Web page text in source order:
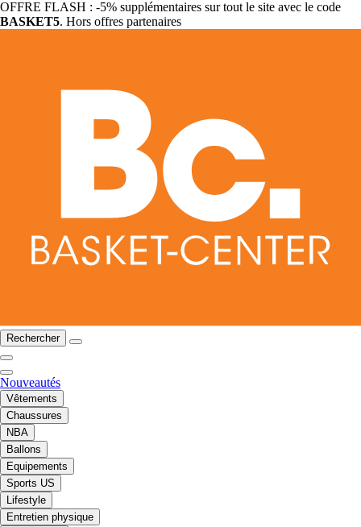
OFFRE FLASH : -5% supplémentaires sur tout le site avec le code
BASKET5. Hors offres partenaires
Rechercher
Nouveautés
Vêtements
Chaussures
NBA
Ballons
Equipements
Sports US
Lifestyle
Entretien physique